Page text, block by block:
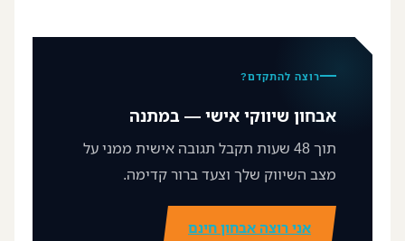
רוצה להתקדם?
אבחון שיווקי אישי — במתנה
תוך 48 שעות תקבל תגובה אישית ממני על
מצב השיווק שלך וצעד ברור קדימה.
אני רוצה אבחון חינם